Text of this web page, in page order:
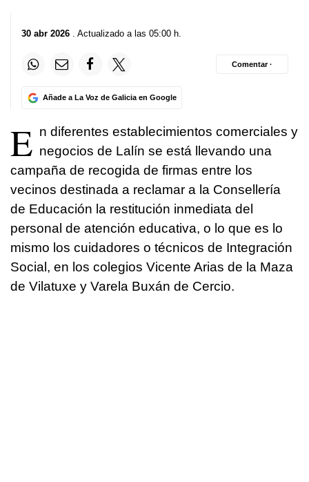
30 abr 2026 . Actualizado a las 05:00 h.
Añade a La Voz de Galicia en Google
Comentar ·
E n diferentes establecimientos comerciales y
negocios de Lalín se está llevando una
campaña de recogida de firmas entre los
vecinos destinada a reclamar a la Consellería
de Educación la restitución inmediata del
personal de atención educativa, o lo que es lo
mismo los cuidadores o técnicos de Integración
Social, en los colegios Vicente Arias de la Maza
de Vilatuxe y Varela Buxán de Cercio.